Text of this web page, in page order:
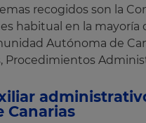
recogidos son la
habitual en la mayoría
Autónoma de
Procedimientos
Canarias